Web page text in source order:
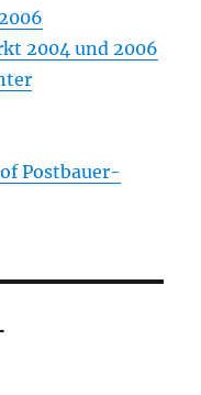
2004 und 2006
Postbauer-